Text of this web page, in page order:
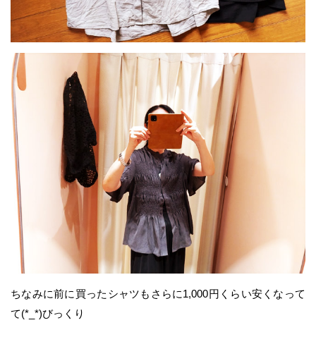
ちなみに前に買ったシャツもさらに1,000円くらい安くなって
て(*_*)びっくり